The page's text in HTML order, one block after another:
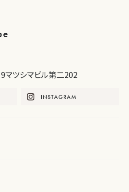
ツシマビル第二202
INSTAGRAM